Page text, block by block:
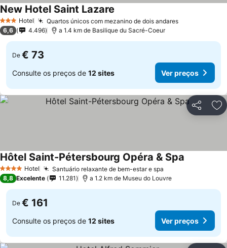
3 EstrelasHotel Quartos únicos com mezanino de dois andares
New Hotel Saint Lazare
6,6 4.496 a 1.4 km de Basilique du Sacré-Coeur
De € 73
Consulte os preços de 12 sites Ver preços
Partilhar
4 EstrelasHotel Santuário relaxante de bem-estar e spa
Hôtel Saint-Pétersbourg Opéra & Spa
8,8 Excelente 11.281 a 1.2 km de Museu do Louvre
De € 161
Consulte os preços de 12 sites Ver preços